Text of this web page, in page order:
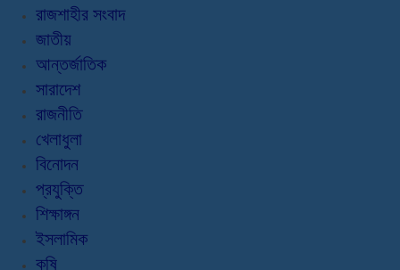
রাজশাহীর সংবাদ
জাতীয়
আন্তর্জাতিক
সারাদেশ
রাজনীতি
খেলাধুলা
বিনোদন
প্রযুক্তি
শিক্ষাঙ্গন
ইসলামিক
কৃষি